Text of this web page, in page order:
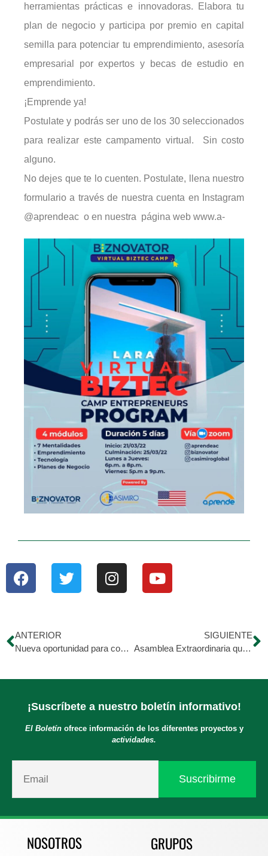
herramientas prácticas e innovadoras. Elabora tu
plan de negocio y participa por premio en capital
semilla para potenciar tu emprendimiento, asesoría
empresarial por expertos y becas de estudio en
emprendimiento.
¡Emprende ya!
Postulate y podrás ser uno de los 30 seleccionados
para realizar este campamento virtual. Sin costo
alguno.
No dejes que te lo cuenten. Postulate, llena nuestro
formulario a través de nuestra cuenta en Instagram
@aprendeac o en nuestra página web www.a-
ANTERIOR
Nueva oportunidad para comenzar tu emprendimiento.
SIGUIENTE
Asamblea Extraordinaria que se realizará el día 15 de Marzo a las 10 am.
¡Suscríbete a nuestro boletín informativo!
El Boletínofrece información de los diferentes proyectos y
actividades.
NOSOTROS GRUPOS